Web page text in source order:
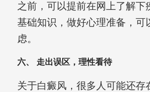
之前，可以提前在网上了解下
基础知识，做好心理准备，可
虑。
六、 走出误区，理性看待
关于白癜风，很多人可能还存